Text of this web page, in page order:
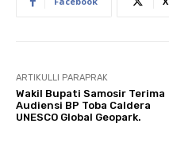
ARTIKULLI PARAPRAK
Wakil Bupati Samosir Terima
Audiensi BP Toba Caldera
UNESCO Global Geopark.